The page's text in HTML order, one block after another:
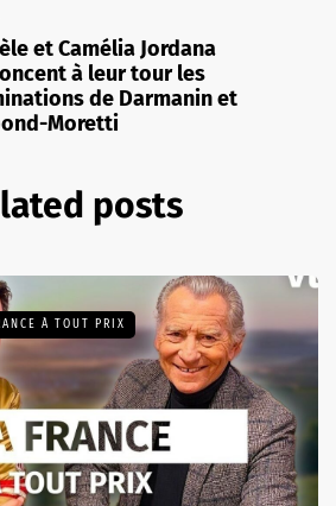
et Camélia Jordana
à leur tour les
de Darmanin et
Moretti
posts
À TOUT PRIX